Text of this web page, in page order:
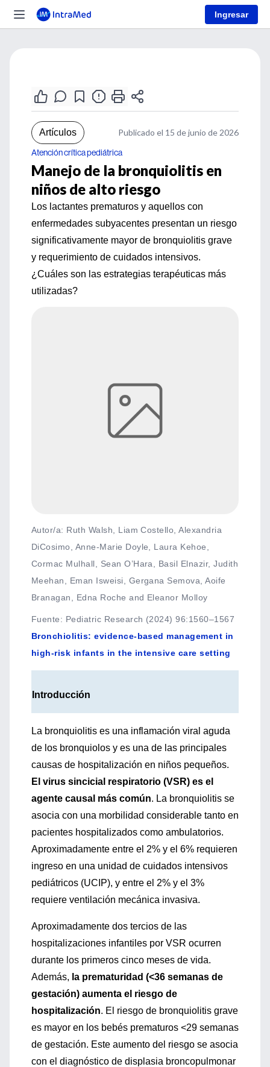
Ingresar
Artículos Publicado el 15 de junio de 2026
Atención crítica pediátrica
Manejo de la bronquiolitis en
niños de alto riesgo
Los lactantes prematuros y aquellos con
enfermedades subyacentes presentan un riesgo
significativamente mayor de bronquiolitis grave
y requerimiento de cuidados intensivos.
¿Cuáles son las estrategias terapéuticas más
utilizadas?
Autor/a: Ruth Walsh, Liam Costello, Alexandria
DiCosimo, Anne-Marie Doyle, Laura Kehoe,
Cormac Mulhall, Sean O’Hara, Basil Elnazir, Judith
Meehan, Eman Isweisi, Gergana Semova, Aoife
Branagan, Edna Roche and Eleanor Molloy
Fuente: Pediatric Research (2024) 96:1560–1567
Bronchiolitis: evidence-based management in
high-risk infants in the intensive care setting
Introducción
La bronquiolitis es una inflamación viral aguda
de los bronquiolos y es una de las principales
causas de hospitalización en niños pequeños.
El virus sincicial respiratorio (VSR) es el
agente causal más común. La bronquiolitis se
asocia con una morbilidad considerable tanto en
pacientes hospitalizados como ambulatorios.
Aproximadamente entre el 2% y el 6% requieren
ingreso en una unidad de cuidados intensivos
pediátricos (UCIP), y entre el 2% y el 3%
requiere ventilación mecánica invasiva.
Aproximadamente dos tercios de las
hospitalizaciones infantiles por VSR ocurren
durante los primeros cinco meses de vida.
Además, la prematuridad (<36 semanas de
gestación) aumenta el riesgo de
hospitalización. El riesgo de bronquiolitis grave
es mayor en los bebés prematuros <29 semanas
de gestación. Este aumento del riesgo se asocia
con el diagnóstico de displasia broncopulmonar